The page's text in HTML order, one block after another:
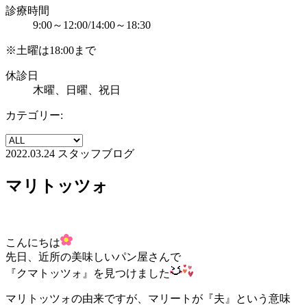
診療時間
9:00～12:00/14:00～18:30
※土曜は18:00まで
休診日
木曜、日曜、祝日
カテゴリー:
2022.03.24 スタッフブログ
マリトッツォ
こんにちは
先日、近所の美味しいパン屋さんで
『クマトッツォ』を見つけました
マリトッツォの由来ですが、マリートが『夫』という意味